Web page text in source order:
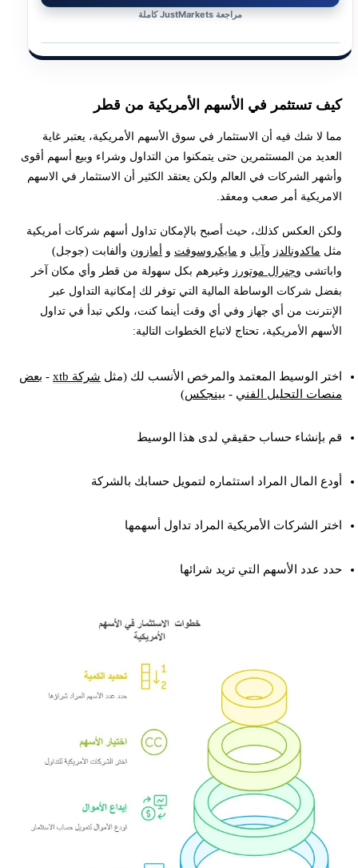
مراجعة JustMarkets كاملة
كيف تستثمر في الأسهم الأمريكية من قطر
مما لا شك فيه أن الاستثمار في سوق الأسهم الأمريكية، يعتبر غاية
العديد من المستثمرين حتى يتمكنوا من التداول وشراء وبيع أسهم أقوى
وأشهر الشركات في العالم ولكن يعتقد الكثير أن الاستثمار في الاسهم
الامريكية أمر صعب ومعقد.
ولكن العكس كذلك، حيث أصبح بالإمكان تداول أسهم شركات أمريكية
مثل ماكدونالدز وآبل و مايكروسوفت و أمازون وألفابت (جوجل)
واباتشى وجنرال موتورز وغيرهم بكل سهولة من قطر وأي مكان آخر
بفضل شركات الوساطة المالية التي توفر لك إمكانية التداول عبر
الإنترنت من أي جهاز وفي أي وقت أينما كنت، ولكي تبدأ في تداول
الأسهم الأمريكية، تحتاج لاتباع الخطوات التالية:
اختر الوسيط المعتمد والمرخص الأنسب لك (مثل شركة xtb - بعض
منصات التحليل الفني - بينجكس)
قم بإنشاء حساب حقيقي لدى هذا الوسيط
أودع المال المراد استثماره لتمويل حسابك بالشركة
اختر الشركات الأمريكية المراد تداول أسهمها
حدد عدد الأسهم التي تريد شرائها